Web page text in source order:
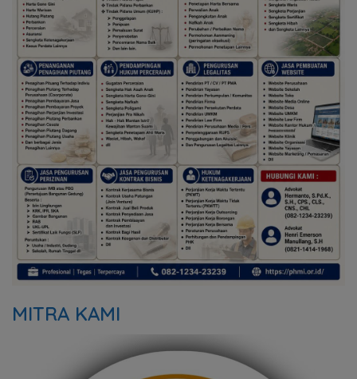
MITRA KAMI